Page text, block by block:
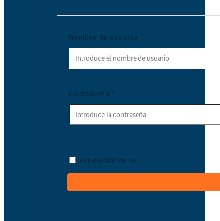
Nombre de usuario *
Contraseña *
Acuérdate de mí